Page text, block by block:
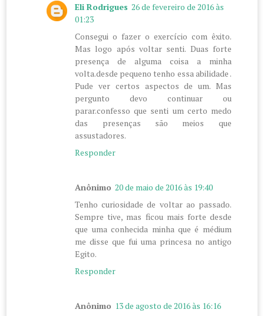
Eli Rodrigues 26 de fevereiro de 2016 às
01:23
Consegui o fazer o exercício com êxito.
Mas logo após voltar senti. Duas forte
presença de alguma coisa a minha
volta.desde pequeno tenho essa abilidade .
Pude ver certos aspectos de um. Mas
pergunto devo continuar ou
parar.confesso que senti um certo medo
das presenças são meios que
assustadores.
Responder
Anônimo 20 de maio de 2016 às 19:40
Tenho curiosidade de voltar ao passado.
Sempre tive, mas ficou mais forte desde
que uma conhecida minha que é médium
me disse que fui uma princesa no antigo
Egito.
Responder
Anônimo 13 de agosto de 2016 às 16:16